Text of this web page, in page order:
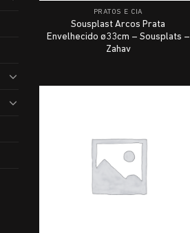
PRATOS E CIA
Sousplast Arcos Prata
Envelhecido ø33cm – Sousplats –
Zahav